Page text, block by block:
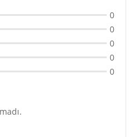
0
0
0
0
0